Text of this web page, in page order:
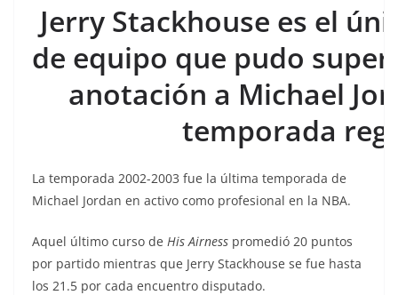
Jerry Stackhouse es el
de equipo que pudo
anotación a Michael
temporada
La temporada 2002-2003 fue la última temporada de
Michael Jordan en activo como profesional en la NBA.
Aquel último curso de His Airness promedió 20 puntos
por partido mientras que Jerry Stackhouse se fue hasta
los 21.5 por cada encuentro disputado.